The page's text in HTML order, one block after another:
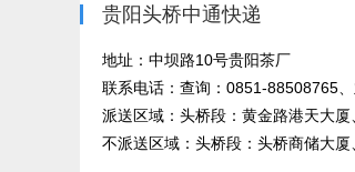
贵阳头桥中通快递
地址：中坝路10号贵阳茶厂
联系电话：查询：0851-88508765
派送区域：头桥段：黄金路港天大
不派送区域：头桥段：头桥商储大